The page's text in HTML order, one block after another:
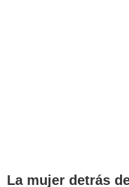
La mujer detrás